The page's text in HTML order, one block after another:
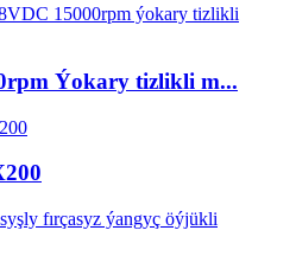
Ýokary tizlikli m...